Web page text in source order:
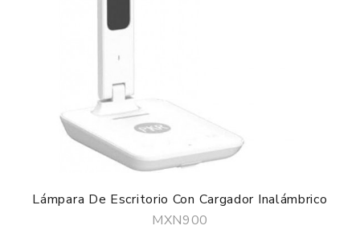
Lámpara De Escritorio Con Cargador Inalámbrico
MXN900